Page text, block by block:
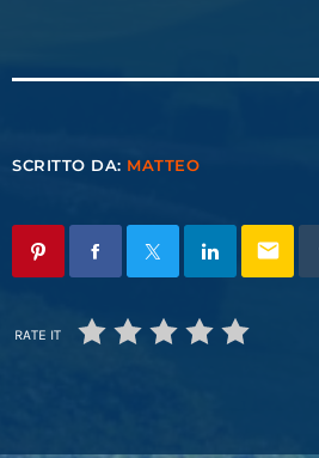
SCRITTO DA: MATTEO
email
RATE IT